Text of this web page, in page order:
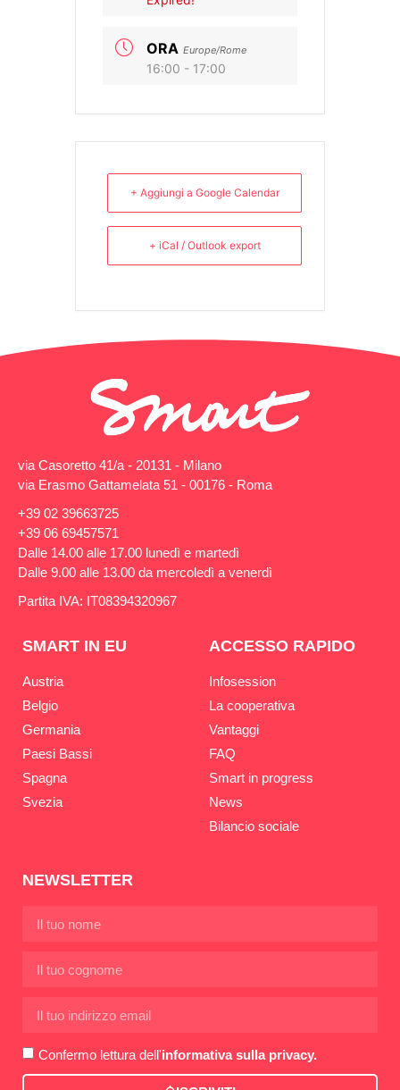
ORA Europe/Rome
16:00 - 17:00
+ Aggiungi a Google Calendar
+ iCal / Outlook export
via Casoretto 41/a - 20131 - Milano
via Erasmo Gattamelata 51 - 00176 - Roma
+39 02 39663725
+39 06 69457571
Dalle 14.00 alle 17.00 lunedì e martedì
Dalle 9.00 alle 13.00 da mercoledì a venerdì
Partita IVA: IT08394320967
SMART IN EU
Austria
Belgio
Germania
Paesi Bassi
Spagna
Svezia
ACCESSO RAPIDO
Infosession
La cooperativa
Vantaggi
FAQ
Smart in progress
News
Bilancio sociale
NEWSLETTER
Confermo lettura dell'informativa sulla privacy.